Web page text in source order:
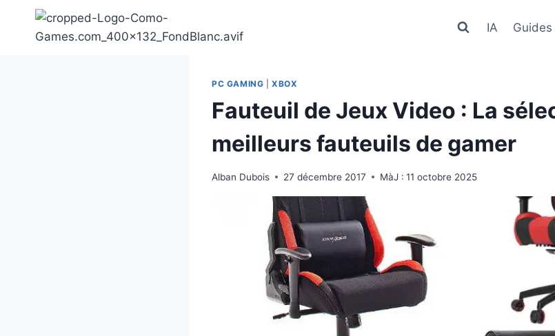
contenu
IA
PC GAMING |XBOX
Fauteuil de Jeux Video : La
meilleurs fauteuils de gamer
Alban Dubois 27 décembre 2017 MàJ : 11 octobre 2025